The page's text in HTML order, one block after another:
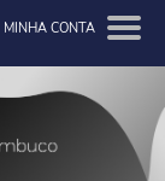
MINHA CONTA